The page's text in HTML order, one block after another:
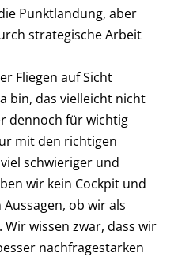
Punktlandung, aber
strategische Arbeit
Fliegen auf Sicht
bin, das vielleicht nicht
dennoch für wichtig
mit den richtigen
schwieriger und
wir kein Cockpit und
ob wir als
wissen zwar, dass wir
nachfragestarken